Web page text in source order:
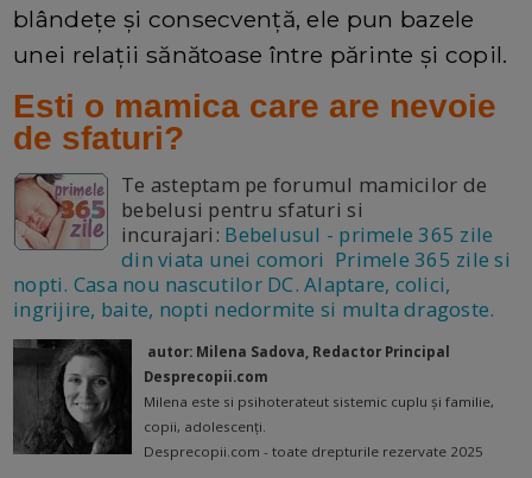
blândețe și consecvență, ele pun bazele
unei relații sănătoase între părinte și copil.
Esti o mamica care are nevoie
de sfaturi?
Te asteptam pe forumul mamicilor de
bebelusi pentru sfaturi si
incurajari: Bebelusul - primele 365 zile
din viata unei comori Primele 365 zile si
nopti. Casa nou nascutilor DC. Alaptare, colici,
ingrijire, baite, nopti nedormite si multa dragoste.
autor: Milena Sadova, Redactor Principal
Desprecopii.com
Milena este si psihoterateut sistemic cuplu și familie,
copii, adolescenți.
Desprecopii.com - toate drepturile rezervate 2025